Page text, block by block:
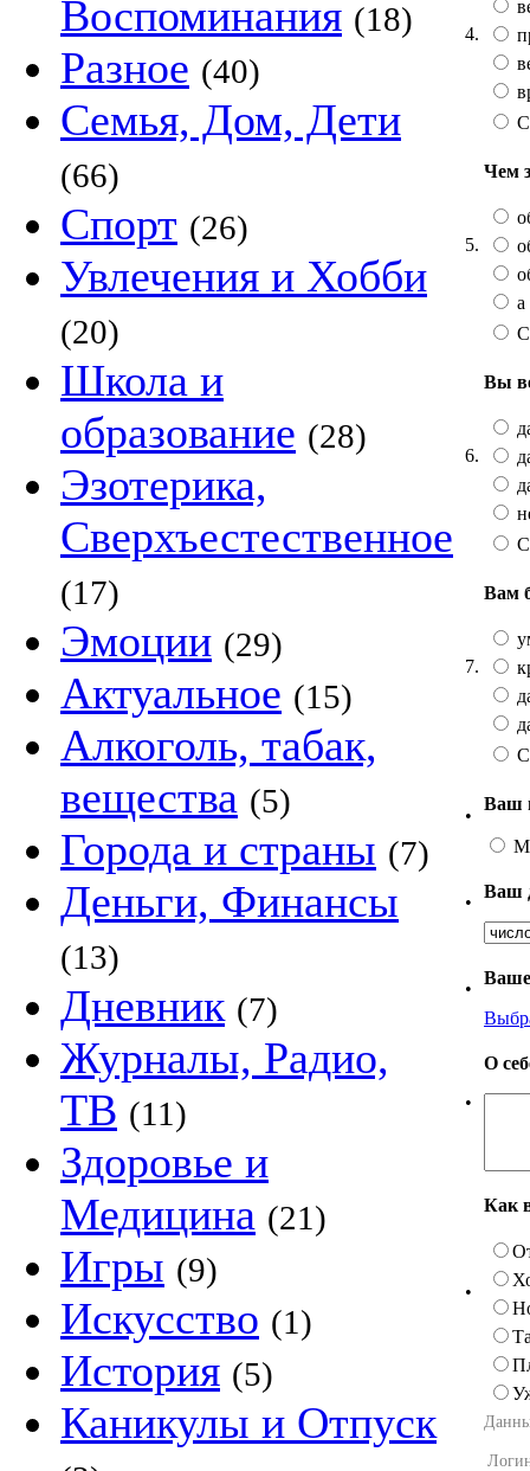
Воспоминания (18)
Разное (40)
Семья, Дом, Дети
(66)
Спорт (26)
Увлечения и Хобби
(20)
Школа и
образование (28)
Эзотерика,
Сверхъестественное
(17)
Эмоции (29)
Актуальное (15)
Алкоголь, табак,
вещества (5)
Города и страны (7)
Деньги, Финансы
(13)
Дневник (7)
Журналы, Радио,
ТВ (11)
Здоровье и
Медицина (21)
Игры (9)
Искусство (1)
История (5)
Каникулы и Отпуск
4.
5.
Чем
а
6.
Вы
7.
Вам
•
Ваш
•
Ваш
•
Ваше
•
О
•
Как